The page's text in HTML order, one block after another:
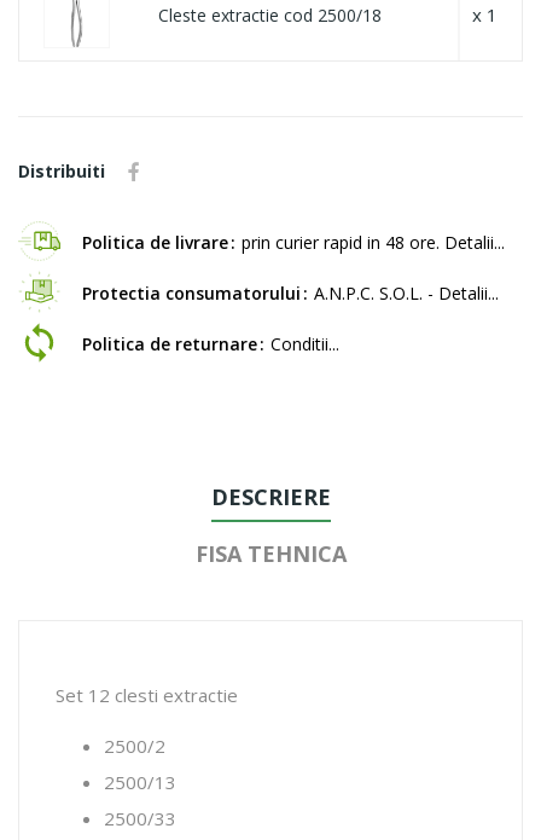
Cleste extractie cod 2500/18 x 1
Distribuiti
Politica de livrare prin curier rapid in 48 ore. Detalii...
Protectia consumatorului A.N.P.C. S.O.L. - Detalii...
Politica de returnare Conditii...
DESCRIERE
FISA TEHNICA
Set 12 clesti extractie
2500/2
2500/13
2500/33